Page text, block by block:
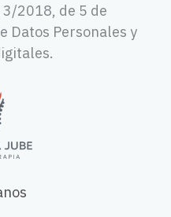
3/2018, de 5 de
Datos Personales y